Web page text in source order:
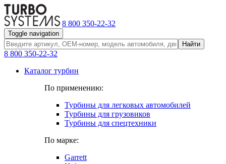
8 800 350-22-32
Toggle navigation
Найти
8 800 350-22-32
Каталог турбин
По применению:
Турбины для легковых автомобилей
Турбины для грузовиков
Турбины для спецтехники
По марке:
Garrett